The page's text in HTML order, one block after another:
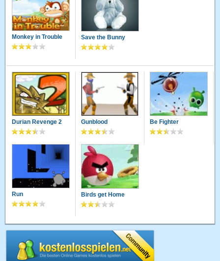
Monkey in Trouble Save the Bunny
Durian Revenge 2 Gunblood Be Fighter
Run Birds get Home